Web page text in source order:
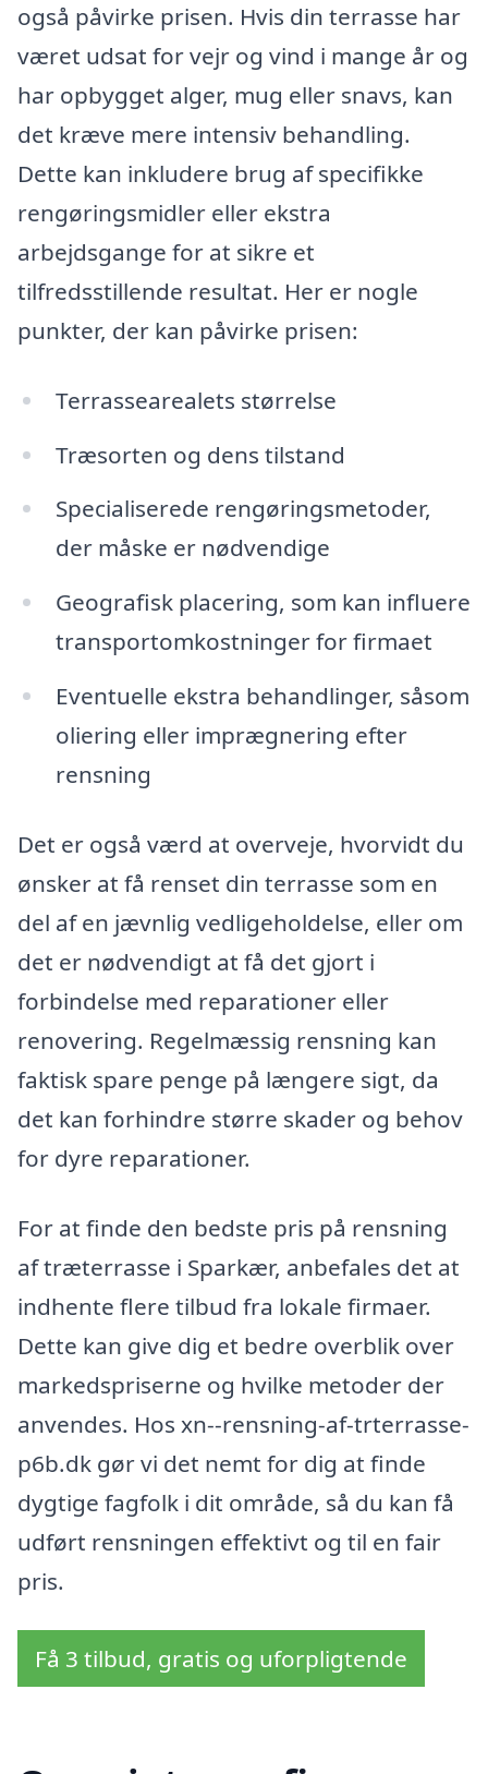
også påvirke prisen. Hvis din terrasse har
været udsat for vejr og vind i mange år og
har opbygget alger, mug eller snavs, kan
det kræve mere intensiv behandling.
Dette kan inkludere brug af specifikke
rengøringsmidler eller ekstra
arbejdsgange for at sikre et
tilfredsstillende resultat. Her er nogle
punkter, der kan påvirke prisen:
Terrassearealets størrelse
Træsorten og dens tilstand
Specialiserede rengøringsmetoder,
der måske er nødvendige
Geografisk placering, som kan influere
transportomkostninger for firmaet
Eventuelle ekstra behandlinger, såsom
oliering eller imprægnering efter
rensning
Det er også værd at overveje, hvorvidt du
ønsker at få renset din terrasse som en
del af en jævnlig vedligeholdelse, eller om
det er nødvendigt at få det gjort i
forbindelse med reparationer eller
renovering. Regelmæssig rensning kan
faktisk spare penge på længere sigt, da
det kan forhindre større skader og behov
for dyre reparationer.
For at finde den bedste pris på rensning
af træterrasse i Sparkær, anbefales det at
indhente flere tilbud fra lokale firmaer.
Dette kan give dig et bedre overblik over
markedspriserne og hvilke metoder der
anvendes. Hos xn--rensning-af-trterrasse-
p6b.dk gør vi det nemt for dig at finde
dygtige fagfolk i dit område, så du kan få
udført rensningen effektivt og til en fair
pris.
Få 3 tilbud, gratis og uforpligtende